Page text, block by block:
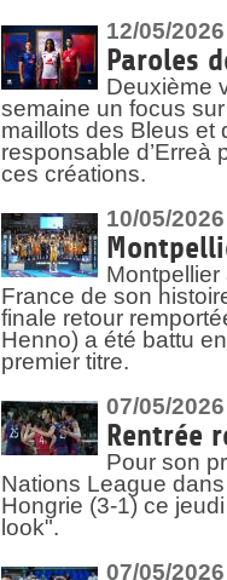
12/05/2026
Paroles
Deuxième
semaine un focus
maillots des Bleus et
responsable d’Erreà
ces créations.
10/05/2026
France de son
finale retour
Henno) a été battu
premier titre.
07/05/2026
Rentrée
Pour son
Nations League
Hongrie (3-1) ce
look".
07/05/2026